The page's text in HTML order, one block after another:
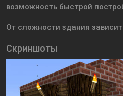
возможность быстрой
От сложности здания
Скриншоты